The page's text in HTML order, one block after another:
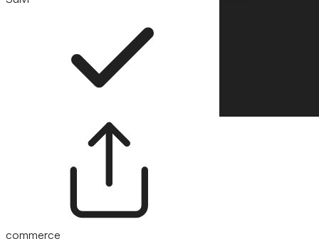
commerce